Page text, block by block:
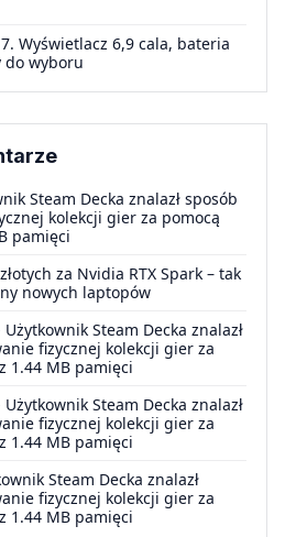
Wyświetlacz 6,9 cala, bateria
do wyboru
Steam Decka znalazł sposób
kolekcji gier za pomocą
pamięci
za Nvidia RTX Spark – tak
nowych laptopów
Użytkownik Steam Decka znalazł
fizycznej kolekcji gier za
1.44 MB pamięci
Użytkownik Steam Decka znalazł
fizycznej kolekcji gier za
1.44 MB pamięci
Steam Decka znalazł
fizycznej kolekcji gier za
1.44 MB pamięci